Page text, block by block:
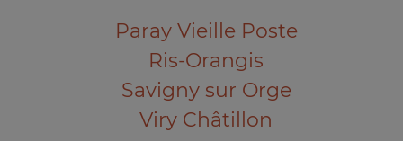
Paray Vieille Poste
Ris-Orangis
Savigny sur Orge
Viry Châtillon